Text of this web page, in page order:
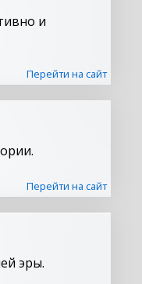
и
Перейти на сайт
Перейти на сайт
эры.